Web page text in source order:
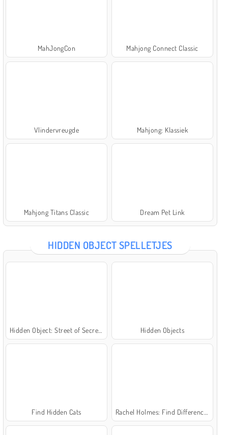
MahJongCon Mahjong Connect Classic
Vlindervreugde Mahjong: Klassiek
Mahjong Titans Classic Dream Pet Link
HIDDEN OBJECT SPELLETJES
Hidden Objects
Find Hidden Cats